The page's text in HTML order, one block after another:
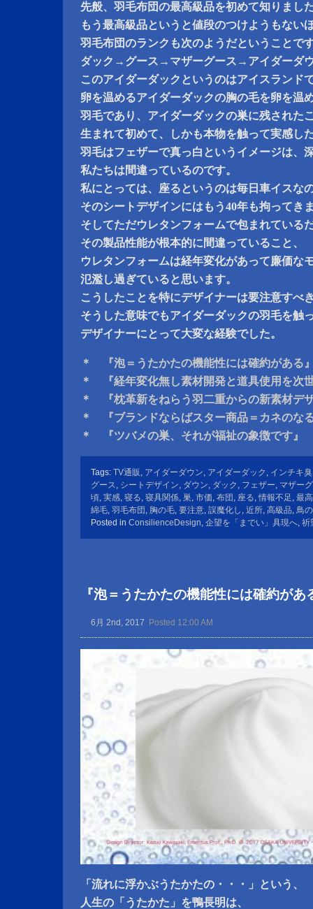
先般、羽毛布団の最高級品を初めて知りまし
もう最高級品というと値段のつけようもない
羽毛布団のランクも次のようだということで
ダック→グース→マザーグース→アイダーダ
このアイダーダックというのはアイスランド
卵を温めるアイダーダックの胸の毛を卵を温
羽毛であり、アイダーダックの巣に残された
生まれて初めて、しかも本物を触って実感し
羽毛はフェザーで真っ白というイメージは、
私たちは間違っているのです。
私にとっては、座るというのは毎日車イスな
そのシートデザインにはもう40年も拘ってき
そしてただウレタンフォームで包まれている
その製品性能が根本的に間違っていること、
ウレタンフォームは経年変化があって廉価な
氾濫し過ぎていると思います。
こうしたことを特にデザイナーは要注意すべ
そうした意味でもアイダーダックの羽毛を触
デザイナーにとって大変な経験でした。
＊ 『泡＝うたかたの機能性には確約がある
＊ 『経年変化無し素材開発と道具使用を次
＊ 『枕革新をねらう羽二重からの新素材デ
＊ 『ブランドならばスター商品＝カネのな
＊ 『ツバメの巣、それが福祉の象徴です』
Tags: TV通販 , アイダーダウン, アイダーダック , インチキ臭
グース, シートデザイン, ダウン, ダック , フェザー, マザー
頃, 実感, 寝る, 寝具関係, 巣, 市価, 布団 , 座る,情報不足 , 最
綿毛, 羽毛布団 , 胸の毛, 要注意, 誤魔化し , 近所, 高級品, 鳥
Posted in ConsilienceDesign, 企望を「までい」具現へ, 祈
『泡＝うたかたの機能性には確約があ
6月 2nd, 2017 Posted 12:00 AM
「流れに浮かぶうたかたの・・・」という、
人生の「うたかた」を鴨長明は、